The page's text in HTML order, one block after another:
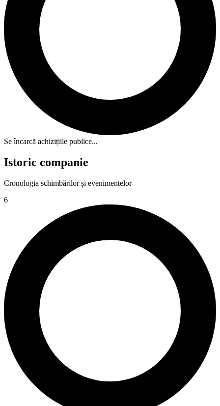
Se încarcă achizițiile publice...
Istoric companie
Cronologia schimbărilor și evenimentelor
6